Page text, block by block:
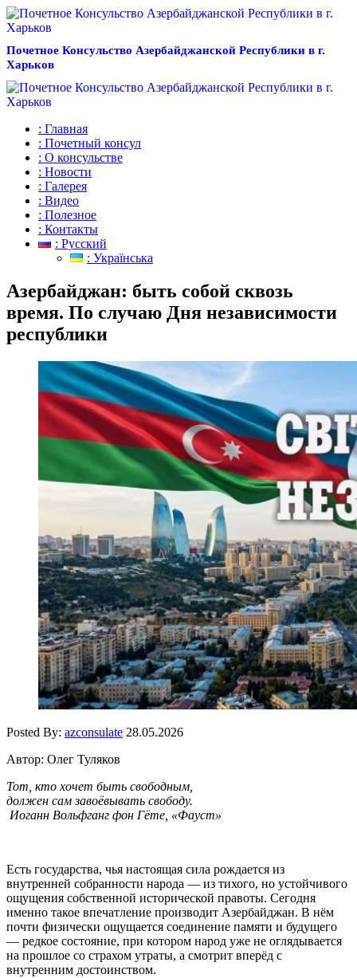
Почетное Консульство Азербайджанской Республики в г.
Харьков
: Главная
: Почетный консул
: О консульстве
: Новости
: Галерея
: Видео
: Полезное
: Контакты
: Русский
: Українська
Азербайджан: быть собой сквозь
время. По случаю Дня независимости
республики
Posted By: azconsulate 28.05.2026
Автор: Олег Туляков
Тот, кто хочет быть свободным,
должен сам завоёвывать свободу.
Иоганн Вольфганг фон Гёте, «Фауст»
Есть государства, чья настоящая сила рождается из
внутренней собранности народа — из тихого, но устойчивого
ощущения собственной исторической правоты. Сегодня
именно такое впечатление производит Азербайджан. В нём
почти физически ощущается соединение памяти и будущего
— редкое состояние, при котором народ уже не оглядывается
на прошлое со страхом утраты, а смотрит вперёд с
внутренним достоинством.